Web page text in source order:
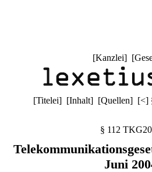
[Kanzlei] [
[Titelei] [Inhalt] [Quellen] [<]
§ 112
Juni